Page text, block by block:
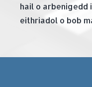
hail o arbenigedd
eithriadol o bob